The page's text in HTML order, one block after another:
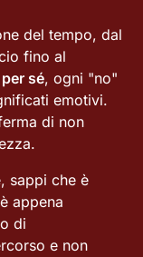
del tempo, dal
fino al
sé, ogni "no"
emotivi.
di non
sappi che è
appena
di
e non